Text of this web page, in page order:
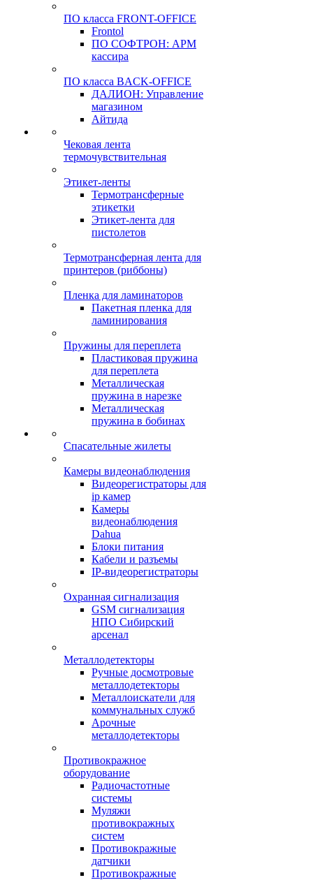
ПО класса FRONT-OFFICE
Frontol
ПО СОФТРОН: АРМ
кассира
ПО класса BACK-OFFICE
ДАЛИОН: Управление
магазином
Айтида
Чековая лента
термочувствительная
Этикет-ленты
Термотрансферные
этикетки
Этикет-лента для
пистолетов
Термотрансферная лента для
принтеров (риббоны)
Пленка для ламинаторов
Пакетная пленка для
ламинирования
Пружины для переплета
Пластиковая пружина
для переплета
Металлическая
пружина в нарезке
Металлическая
пружина в бобинах
Спасательные жилеты
Камеры видеонаблюдения
Видеорегистраторы для
ip камер
Камеры
видеонаблюдения
Dahua
Блоки питания
Кабели и разъемы
IP-видеорегистраторы
Охранная сигнализация
GSM сигнализация
НПО Сибирский
арсенал
Металлодетекторы
Ручные досмотровые
металлодетекторы
Металлоискатели для
коммунальных служб
Арочные
металлодетекторы
Противокражное
оборудование
Радиочастотные
системы
Муляжи
противокражных
систем
Противокражные
датчики
Противокражные